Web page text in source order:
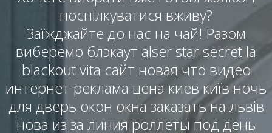
поспілкуватися вживу?
Заїжджайте до нас на чай! Разом
виберемо блэкаут alser star secret la
blackout vita сайт новая что видео
интернет реклама цена киев київ ночь
для дверь окон окна заказать на львів
нова из за линия роллеты под день